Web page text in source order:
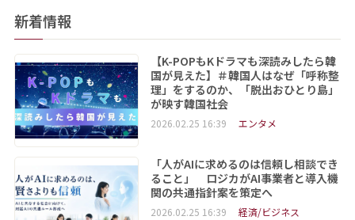
新着情報
【K-POPもKドラマも深読みしたら韓
国が見えた】＃韓国人はなぜ「呼称整
理」をするのか、「脱出おひとり島」
が映す韓国社会
2026.02.25 16:39 エンタメ
「人がAIに求めるのは信頼し相談でき
ること」 ロジカがAI事業者と導入機
関の共通指針案を策定へ
2026.02.25 16:39 経済/ビジネス